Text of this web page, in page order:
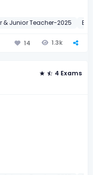
& Junior Teacher-2025
14 1.3k
4 Exams